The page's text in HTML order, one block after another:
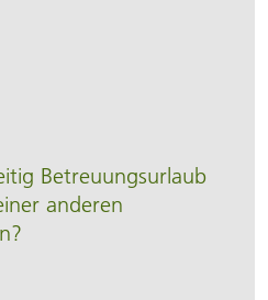
Betreuungsurlaub
anderen